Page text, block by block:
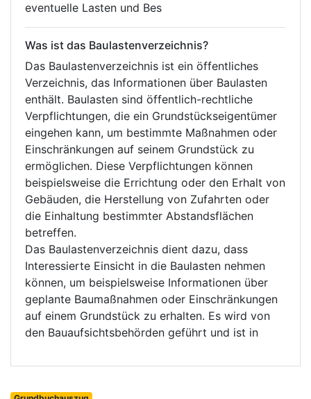
eventuelle Lasten und Bes
Was ist das Baulastenverzeichnis?
Das Baulastenverzeichnis ist ein öffentliches
Verzeichnis, das Informationen über Baulasten
enthält. Baulasten sind öffentlich-rechtliche
Verpflichtungen, die ein Grundstückseigentümer
eingehen kann, um bestimmte Maßnahmen oder
Einschränkungen auf seinem Grundstück zu
ermöglichen. Diese Verpflichtungen können
beispielsweise die Errichtung oder den Erhalt von
Gebäuden, die Herstellung von Zufahrten oder
die Einhaltung bestimmter Abstandsflächen
betreffen.
Das Baulastenverzeichnis dient dazu, dass
Interessierte Einsicht in die Baulasten nehmen
können, um beispielsweise Informationen über
geplante Baumaßnahmen oder Einschränkungen
auf einem Grundstück zu erhalten. Es wird von
den Bauaufsichtsbehörden geführt und ist in